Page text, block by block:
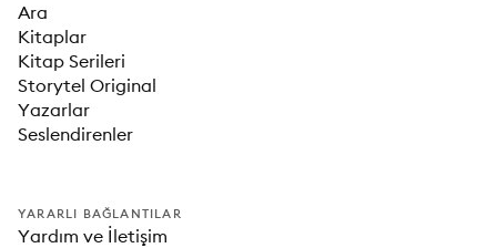
Ara
Kitaplar
Kitap Serileri
Storytel Original
Yazarlar
Seslendirenler
YARARLI BAĞLANTILAR
Yardım ve İletişim